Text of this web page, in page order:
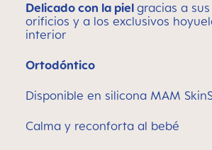
Delicado con la piel gracias a
orificios y a los exclusivos
interior
Ortodóntico
Disponible en silicona MAM
Calma y reconforta al bebé